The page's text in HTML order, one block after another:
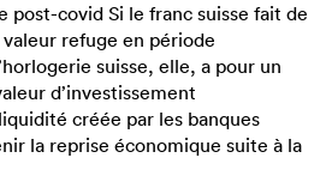
post-covid Si le franc suisse fait de
refuge en période
suisse, elle, a pour un
d’investissement
créée par les banques
la reprise économique suite à la